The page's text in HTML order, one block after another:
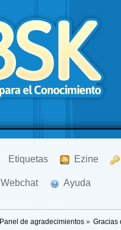
Etiquetas Ezine
Webchat Ayuda
Panel de agradecimientos» Gracias